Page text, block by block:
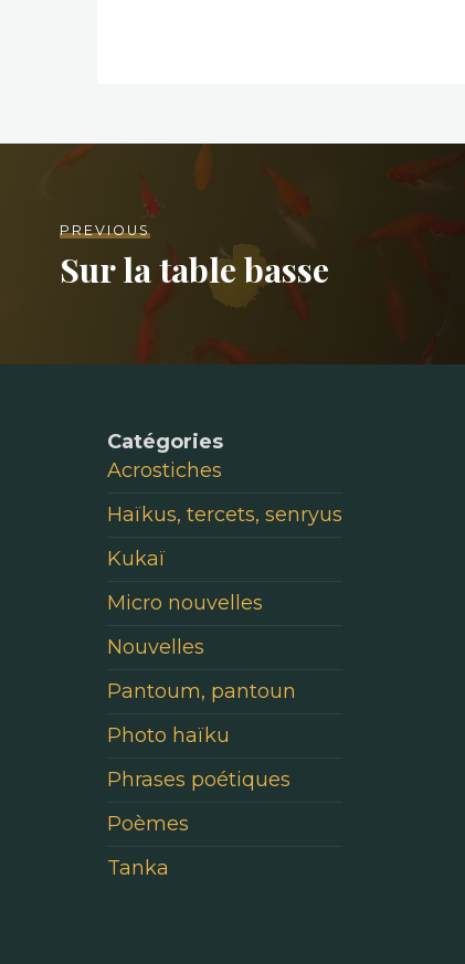
PREVIOUS
Sur la table basse
Catégories
Acrostiches
Haïkus, tercets, senryus
Kukaï
Micro nouvelles
Nouvelles
Pantoum, pantoun
Photo haïku
Phrases poétiques
Poèmes
Tanka